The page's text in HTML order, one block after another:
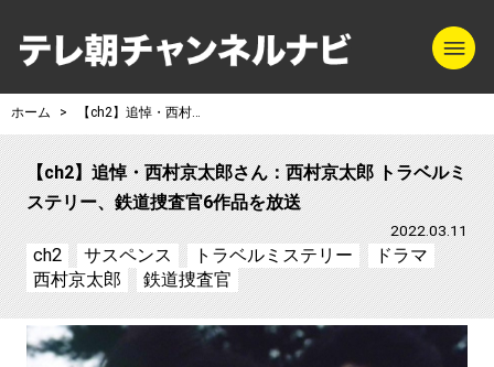
テレ朝チャンネ
ホーム 【ch2】追悼・西村京太郎さん：西村京太郎 トラベルミステリー、鉄道捜査官6作品を放送
【ch2】追悼・西村京太郎さん：西村京太郎 トラベルミ
ステリー、鉄道捜査官6作品を放送
2022.03.11
ch2 サスペンス トラベルミステリー
ドラマ
西村京太郎
鉄道捜査官